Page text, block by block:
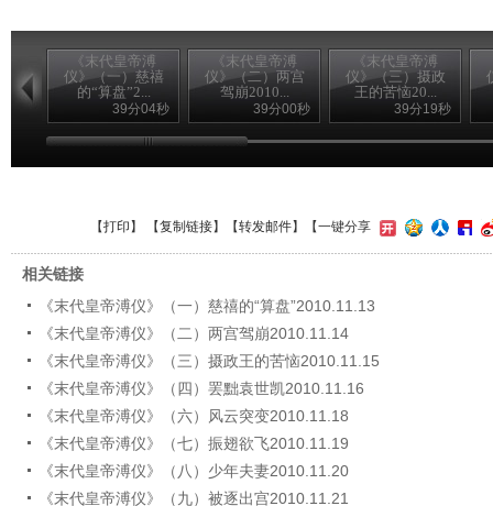
《末代皇帝溥
仪》（一）慈禧
的“算盘”2...
39分04秒
《末代皇帝溥
仪》（二）两宫
驾崩2010...
39分00秒
《末代皇帝溥
仪》（三）摄政
王的苦恼20...
39分19秒
【打印 】 【复制链接】【转发邮件】 【一键分享
相关链接
《末代皇帝溥仪》（一）慈禧的“算盘”2010.11.13
《末代皇帝溥仪》（二）两宫驾崩2010.11.14
《末代皇帝溥仪》（三）摄政王的苦恼2010.11.15
《末代皇帝溥仪》（四）罢黜袁世凯2010.11.16
《末代皇帝溥仪》（六）风云突变2010.11.18
《末代皇帝溥仪》（七）振翅欲飞2010.11.19
《末代皇帝溥仪》（八）少年夫妻2010.11.20
《末代皇帝溥仪》（九）被逐出宫2010.11.21